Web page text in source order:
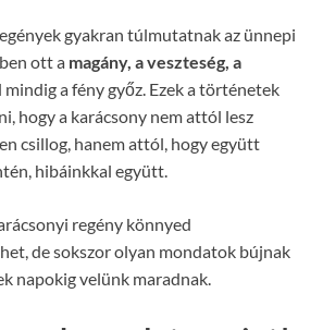
gyakran túlmutatnak az ünnepi
ott a magány, a veszteség, a
mindig a fény győz. Ezek a történetek
hogy a karácsony nem attól lesz
csillog, hanem attól, hogy együtt
hibáinkkal együtt.
regény könnyed
de sokszor olyan mondatok bújnak
napokig velünk maradnak.